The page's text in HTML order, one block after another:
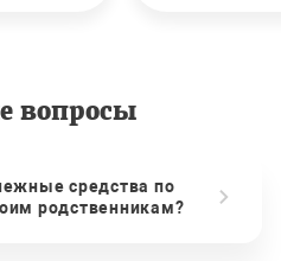
вопросы
средства по
родственникам?